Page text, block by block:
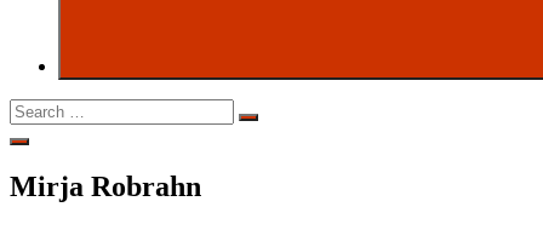
Search
for:
Search
Open
Mirja Robrahn